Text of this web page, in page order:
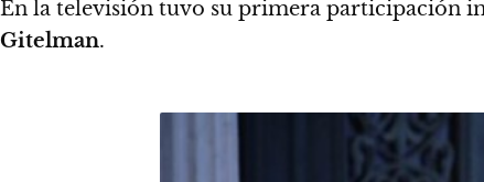
En la televisión tuvo su primera participación
Gitelman.